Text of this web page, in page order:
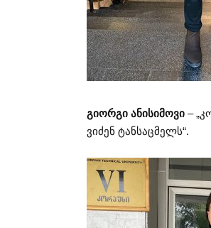
გიორგი ანისიმოვი –
ვიძენ ტანსაცმელს“.